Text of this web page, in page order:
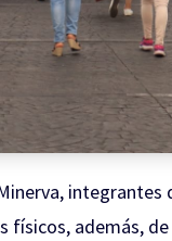
integrantes
además, de